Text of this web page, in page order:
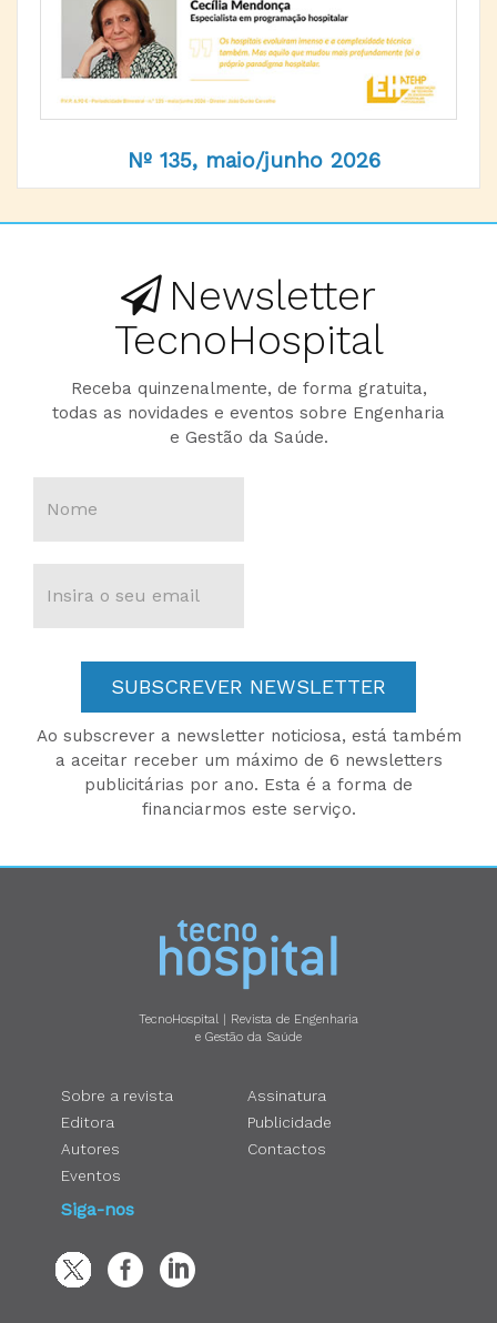
Nº 135, maio/junho 2026
Newsletter
TecnoHospital
Receba quinzenalmente, de forma gratuita,
todas as novidades e eventos sobre Engenharia
e Gestão da Saúde.
SUBSCREVER NEWSLETTER
Ao subscrever a newsletter noticiosa, está também
a aceitar receber um máximo de 6 newsletters
publicitárias por ano. Esta é a forma de
financiarmos este serviço.
TecnoHospital | Revista de Engenharia
e Gestão da Saúde
Sobre a revista
Editora
Autores
Eventos
Assinatura
Publicidade
Contactos
Siga-nos